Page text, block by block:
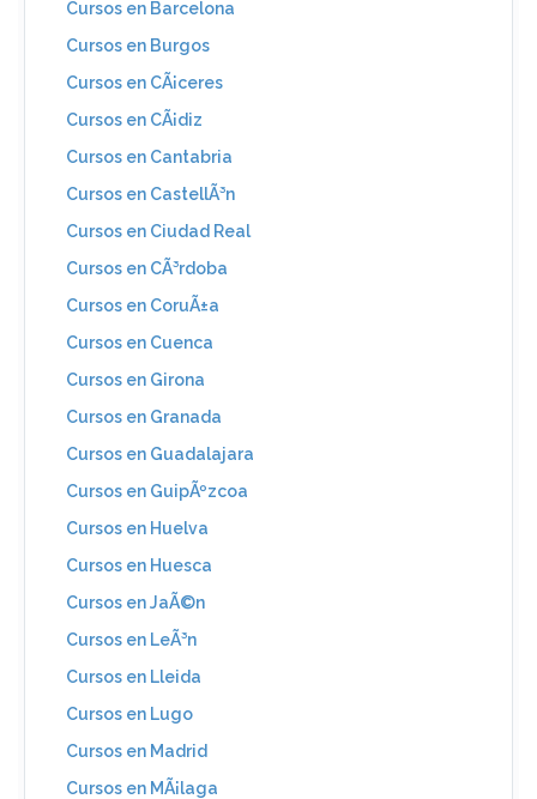
Cursos en Barcelona
Cursos en Burgos
Cursos en CÃ¡ceres
Cursos en CÃ¡diz
Cursos en Cantabria
Cursos en CastellÃ³n
Cursos en Ciudad Real
Cursos en CÃ³rdoba
Cursos en CoruÃ±a
Cursos en Cuenca
Cursos en Girona
Cursos en Granada
Cursos en Guadalajara
Cursos en GuipÃºzcoa
Cursos en Huelva
Cursos en Huesca
Cursos en JaÃ©n
Cursos en LeÃ³n
Cursos en Lleida
Cursos en Lugo
Cursos en Madrid
Cursos en MÃ¡laga